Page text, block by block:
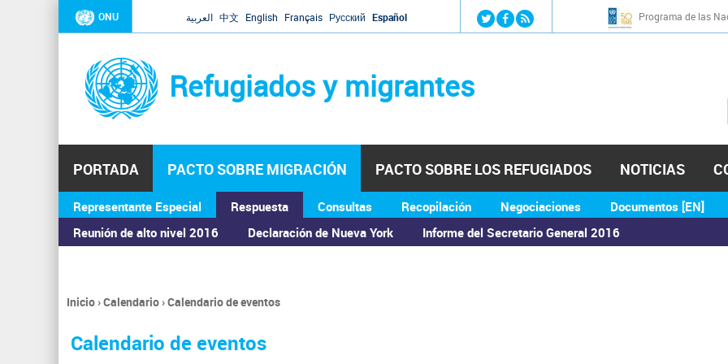
Jump to navigation
ONU العربية 中文 English Français Русский Español Programa de las
Refugiados y migrantes
PORTADA PACTO SOBRE MIGRACIÓN
Representante Especial
Respuesta
Reunión de alto nivel 2016
Declaración de Nueva York Informe del Secretario General 2016
Consultas Recopilación Negociaciones Documentos [EN]
PACTO SOBRE LOS REFUGIADOS NOTICIAS
ASAMBLEA GENERAL
Se
encuentra
usted
Inicio›Calendario›Calendario de eventos
Calendario de eventos